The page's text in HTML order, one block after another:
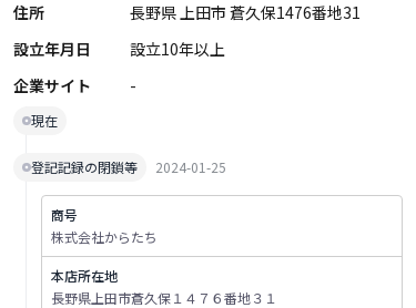
住所
長野県 上田市 蒼久保1476番地31
設立年月日
設立10年以上
企業サイト
-
現在
登記記録の閉鎖等 2024-01-25
商号
株式会社からたち
本店所在地
長野県上田市蒼久保１４７６番地３１